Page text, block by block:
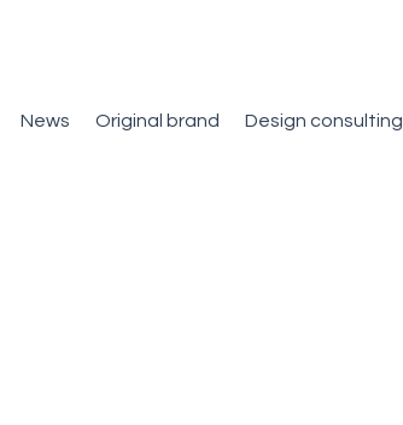
News Original brand Design consulting